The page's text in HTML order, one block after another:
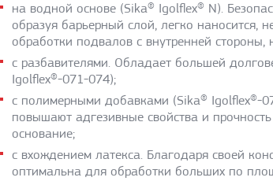
на водной основе (Sika® Igolflex® N).
образуя барьерный слой, легко наносится,
обработки подвалов с внутренней стороны,
с разбавителями. Обладает большей
Igolflex®-071-074);
с полимерными добавками (Sika® Igolflex®-
повышают адгезивные свойства и
основание;
с вхождением латекса. Благодаря своей
оптимальна для обработки больших по